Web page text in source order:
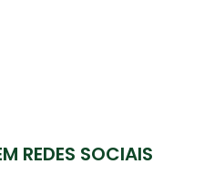
REDES SOCIAIS